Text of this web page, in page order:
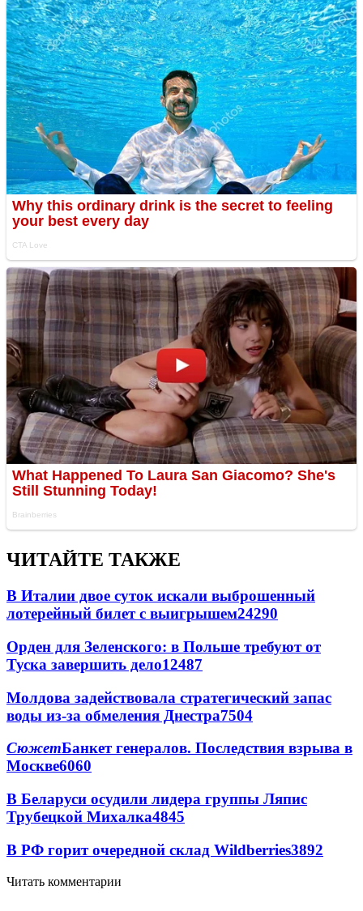
ЧИТАЙТЕ ТАКЖЕ
В Италии двое суток искали выброшенный
лотерейный билет с выигрышем24290
Орден для Зеленского: в Польше требуют от
Туска завершить дело12487
Молдова задействовала стратегический запас
воды из-за обмеления Днестра7504
СюжетБанкет генералов. Последствия взрыва в
Москве6060
В Беларуси осудили лидера группы Ляпис
Трубецкой Михалка4845
В РФ горит очередной склад Wildberries3892
Читать комментарии